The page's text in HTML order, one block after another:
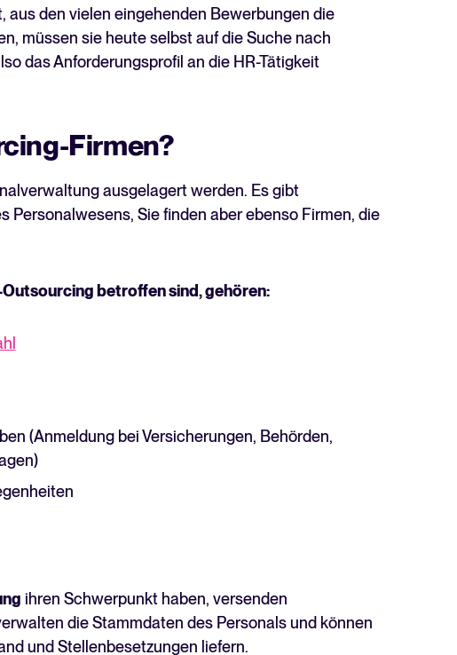
den vielen eingehenden Bewerbungen die
müssen sie heute selbst auf die Suche nach
das Anforderungsprofil an die HR-Tätigkeit
Firmen?
ausgelagert werden. Es gibt
Personalwesens, Sie finden aber ebenso Firmen, die
betroffen sind, gehören:
(Anmeldung bei Versicherungen, Behörden,
ihren Schwerpunkt haben, versenden
die Stammdaten des Personals und können
und Stellenbesetzungen liefern.